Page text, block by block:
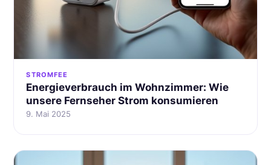
STROMFEE
Energieverbrauch im Wohnzimmer: Wie
unsere Fernseher Strom konsumieren
9. Mai 2025